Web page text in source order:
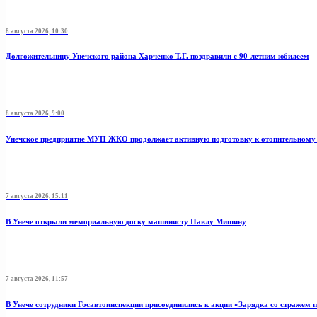
8 августа 2026, 10:30
Долгожительницу Унечского района Харченко Т.Г. поздравили с 90-летним юбилеем
8 августа 2026, 9:00
Унечское предприятие МУП ЖКО продолжает активную подготовку к отопительному
7 августа 2026, 15:11
В Унече открыли мемориальную доску машинисту Павлу Мишину
7 августа 2026, 11:57
В Унече сотрудники Госавтоинспекции присоединились к акции «Зарядка со стражем